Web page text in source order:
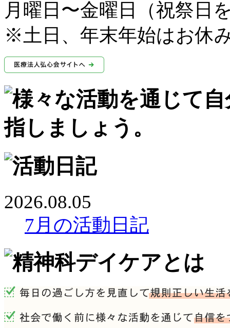
月曜日〜金曜日（祝祭日
※土日、年末年始はお休
2026.08.05
7月の活動日記